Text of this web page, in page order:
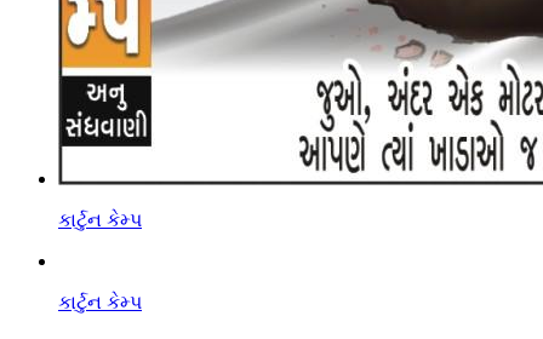
કાર્ટુન કેમ્પ
કાર્ટુન કેમ્પ